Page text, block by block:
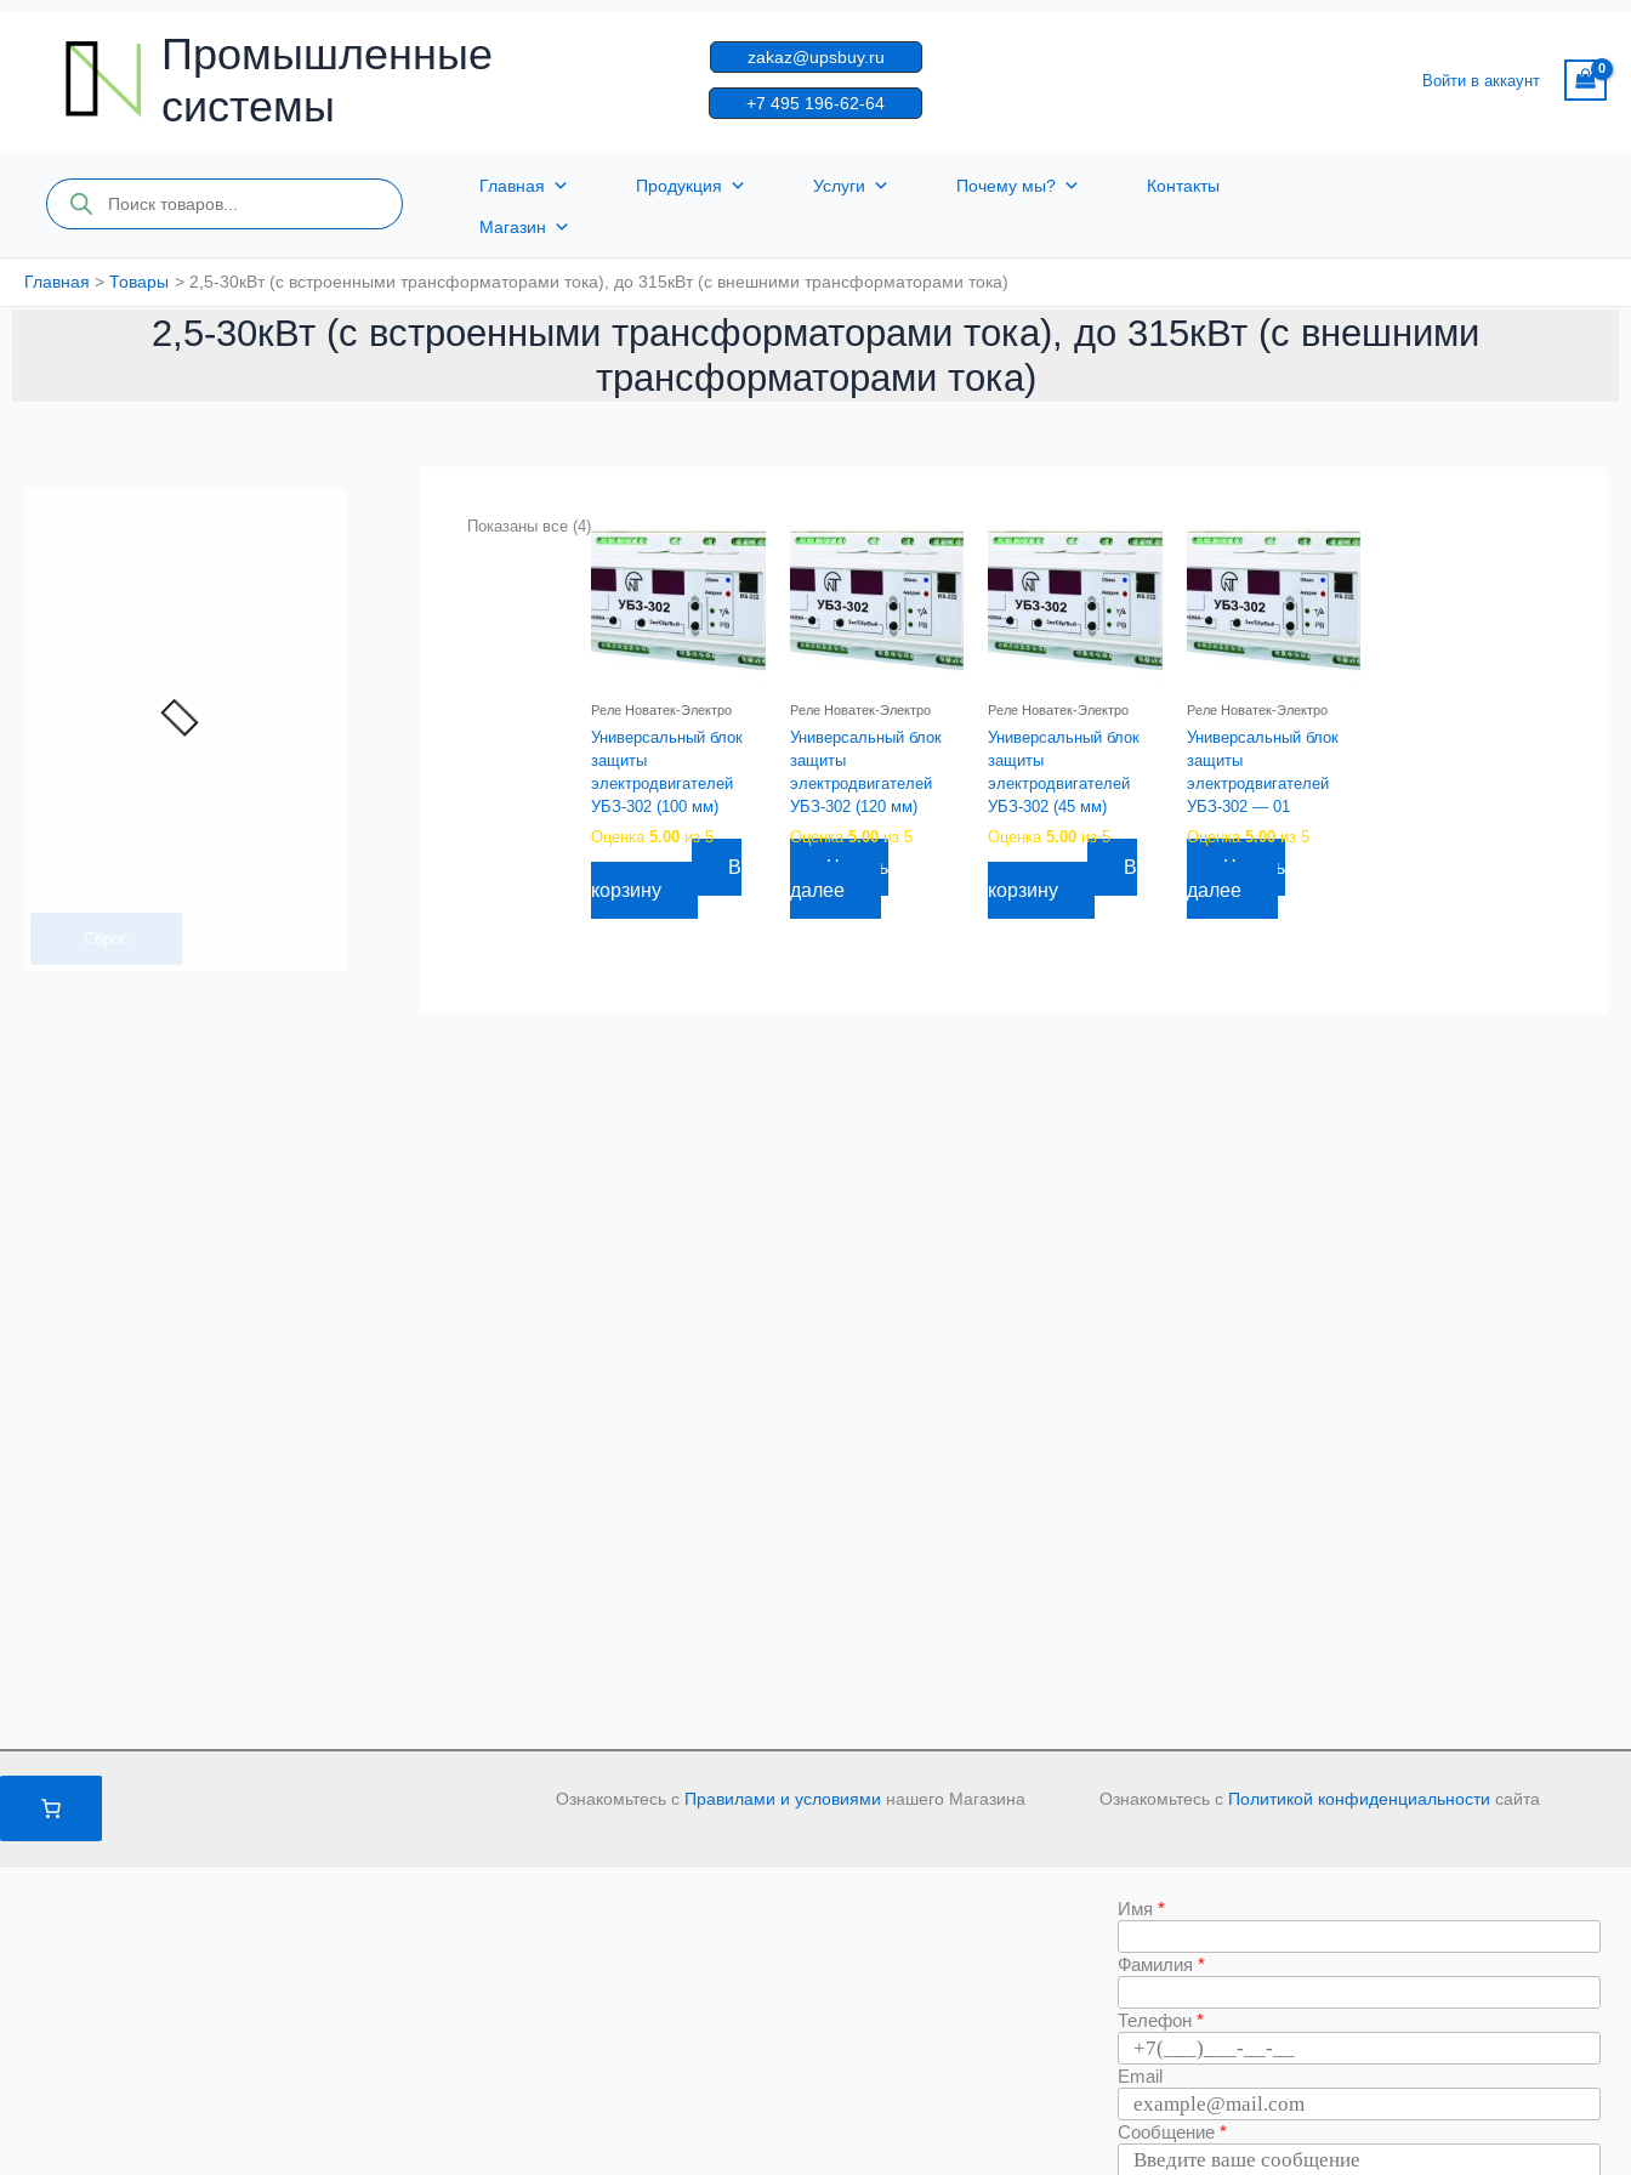
содержимому
Промышленные
системы
zakaz@upsbuy.ru
+7 495 196-62-64
Войти в аккаунт
Поиск
товаров
Главная Продукция Услуги Почему мы? Контакты
Магазин
Главная Товары 2,5-30кВт (с встроенными трансформаторами тока), до 315кВт (с внешними трансформаторами тока)
2,5-30кВт (с встроенными трансформаторами тока), до 315кВт (с внешними
трансформаторами тока)
Сброс
Показаны все (4)
Реле Новатек-Электро
Универсальный блок
защиты
электродвигателей
УБЗ-302 (100 мм)
Оценка 5.00 из 5
В
корзину
Реле Новатек-Электро
Универсальный блок
защиты
электродвигателей
УБЗ-302 (120 мм)
Оценка5.00из 5
Читать
далее
Реле Новатек-Электро
Универсальный блок
защиты
электродвигателей
УБЗ-302 (45 мм)
Оценка5.00 из 5
В
корзину
Реле Новатек-Электро
Универсальный блок
защиты
электродвигателей
УБЗ-302 — 01
Оценка5.00из 5
Читать
далее
Ознакомьтесь с Правилами и условиями нашего Магазина Ознакомьтесь с Политикой конфиденциальности сайта
Имя
Фамилия
Телефон
Email
Сообщение